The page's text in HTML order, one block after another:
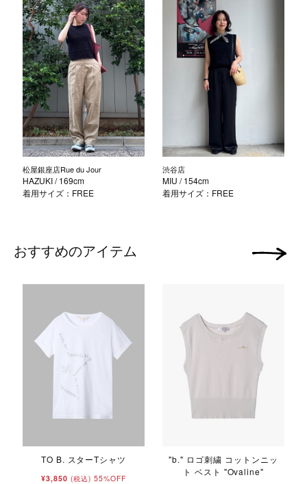
松屋銀座店Rue du Jour
HAZUKI/ 169cm
着用サイズ：FREE
渋谷店
MIU / 154cm
着用サイズ：FREE
おすすめのアイテム
TO B. スターTシャツ
¥3,850 (税込) 55%OFF
"b." ロゴ刺繍 コットンニッ
ト ベスト "Ovaline"
次の画像